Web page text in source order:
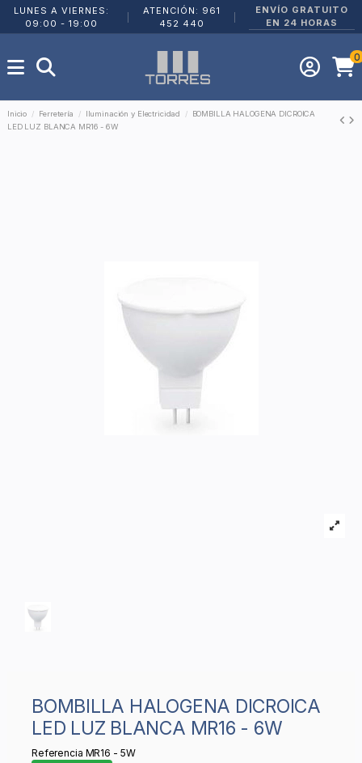
LUNES A VIERNES:
09:00 - 19:00
ATENCIÓN: 961
452 440
ENVÍO GRATUITO
EN 24 HORAS
0
Inicio Ferretería Iluminación y Electricidad
BOMBILLA HALOGENA DICROICA
LED LUZ BLANCA MR16 - 6W
BOMBILLA HALOGENA DICROICA
LED LUZ BLANCA MR16 - 6W
Referencia MR16 - 5W